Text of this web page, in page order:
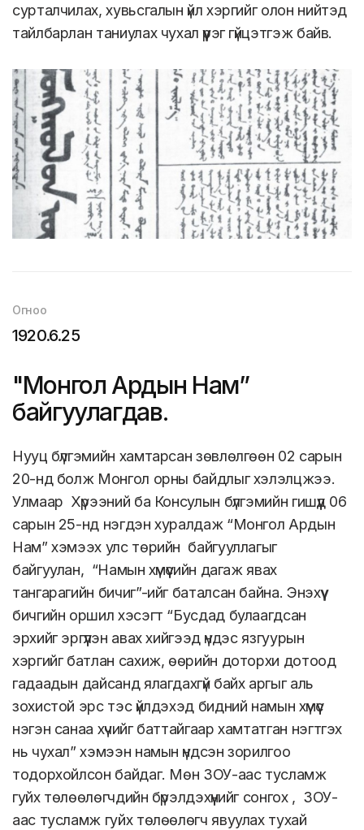
сурталчилах, хувьсгалын үйл хэргийг олон нийтэд
тайлбарлан таниулах чухал үүрэг гүйцэтгэж байв.
Огноо
1920.6.25
"Монгол Ардын Нам”
байгуулагдав.
Нууц бүлгэмийн хамтарсан зөвлөлгөөн 02 сарын
20-нд болж Монгол орны байдлыг хэлэлцжээ.
Улмаар Хүрээний ба Консулын бүлгэмийн гишүүд 06
сарын 25-нд нэгдэн хуралдаж “Монгол Ардын
Нам” хэмээх улс төрийн байгууллагыг
байгуулан, “Намын хүмүүсийн дагаж явах
тангарагийн бичиг”-ийг баталсан байна. Энэхүү
бичгийн оршил хэсэгт “Бусдад булаагдсан
эрхийг эргүүлэн авах хийгээд үндэс язгуурын
хэргийг батлан сахиж, өөрийн доторхи дотоод
гадаадын дайсанд ялагдахгүй байх аргыг аль
зохистой эрс тэс үйлдэхэд бидний намын хүмүүс
нэгэн санаа хүчийг баттайгаар хамтатган нэгтгэх
нь чухал” хэмээн намын үндсэн зорилгоо
тодорхойлсон байдаг. Мөн ЗОУ-аас тусламж
гуйх төлөөлөгчдийн бүрэлдэхүүнийг сонгох , ЗОУ-
аас тусламж гуйх төлөөлөгч явуулах тухай